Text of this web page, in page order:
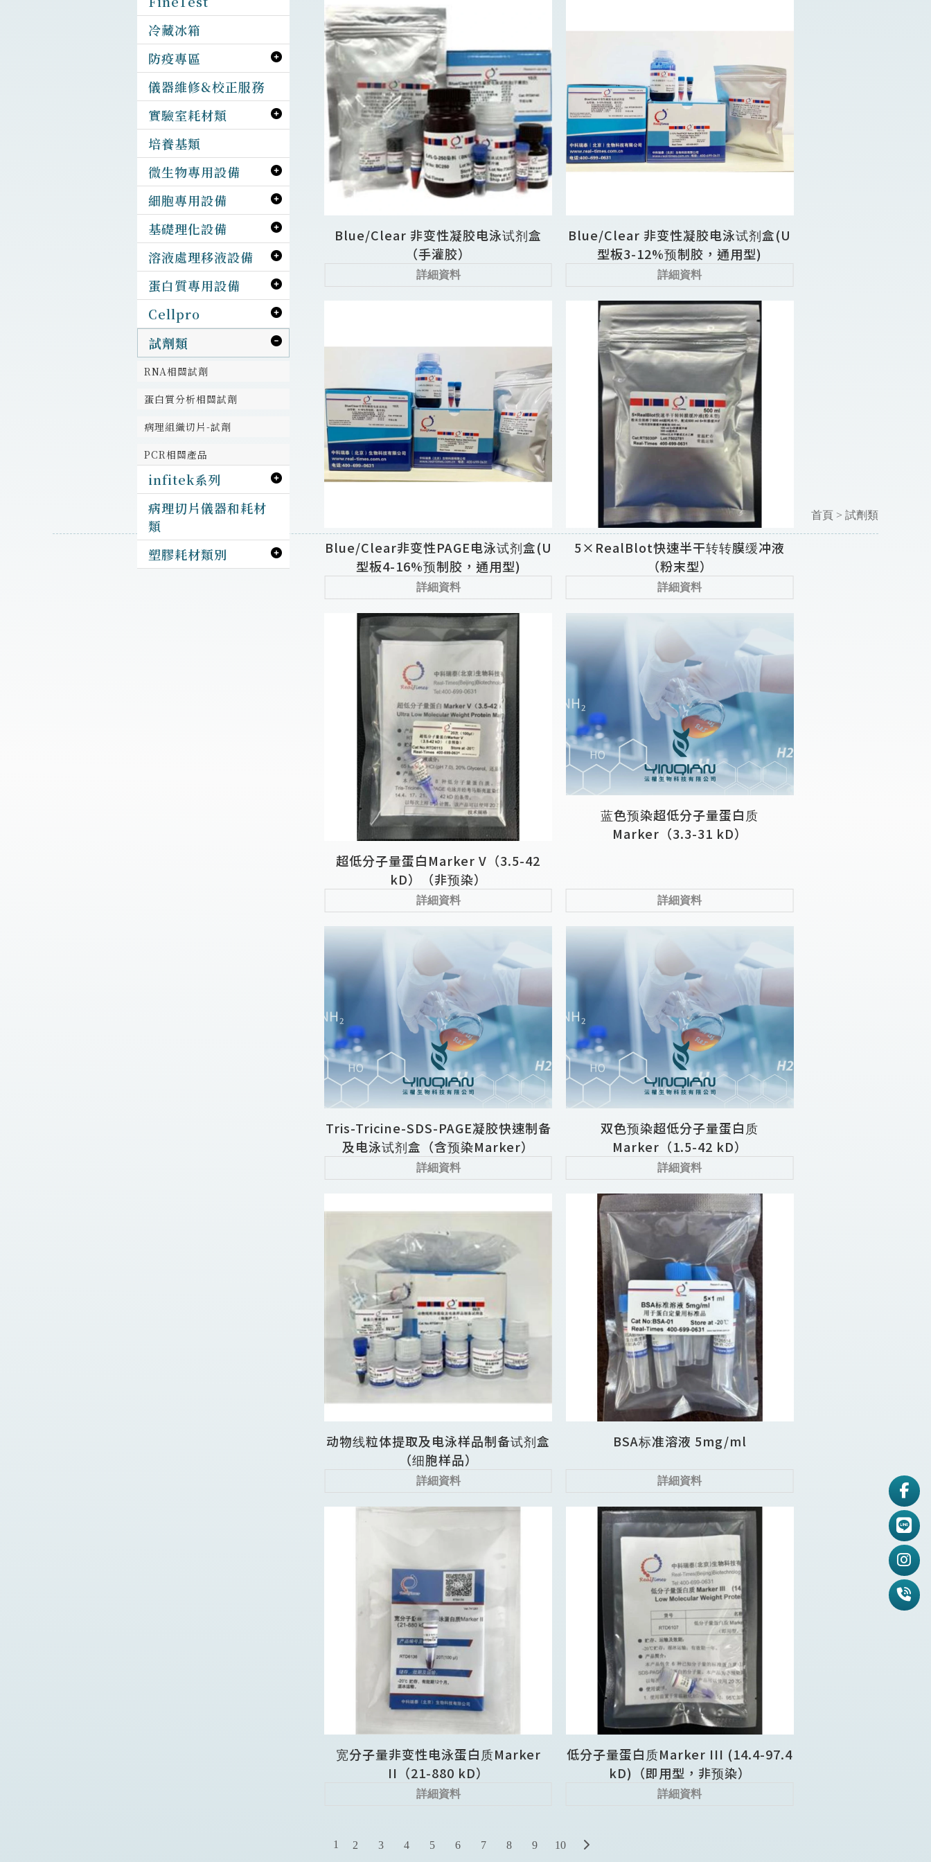
首頁 > 試劑類
冷藏冰箱
防疫專區
儀器維修&校正服務
實驗室耗材類
培養基類
微生物專用設備
細胞專用設備
基礎理化設備
溶液處理移液設備
蛋白質專用設備
Cellpro
試劑類
RNA相關試劑
蛋白質分析相關試劑
病理組織切片-試劑
PCR相關產品
infitek系列
病理切片儀器和耗材
類
塑膠耗材類別
Blue/Clear 非变性凝胶电泳试剂盒
（手灌胶）
詳細資料
Blue/Clear 非变性凝胶电泳试剂盒(U
型板3-12%预制胶，通用型)
詳細資料
Blue/Clear非变性PAGE电泳试剂盒(U
型板4-16%预制胶，通用型)
詳細資料
5×RealBlot快速半干转转膜缓冲液
（粉末型）
詳細資料
超低分子量蛋白Marker V（3.5-42
kD）（非预染）
詳細資料
蓝色预染超低分子量蛋白质
Marker（3.3-31 kD）
詳細資料
Tris-Tricine-SDS-PAGE凝胶快速制备
及电泳试剂盒（含预染Marker）
詳細資料
双色预染超低分子量蛋白质
Marker（1.5-42 kD）
詳細資料
动物线粒体提取及电泳样品制备试剂盒
（细胞样品）
詳細資料
BSA标准溶液 5mg/ml
詳細資料
宽分子量非变性电泳蛋白质Marker
II（21-880 kD）
詳細資料
低分子量蛋白质Marker III (14.4-97.4
kD)（即用型，非预染）
詳細資料
1 2 3 4 5 6 7 8 9 10